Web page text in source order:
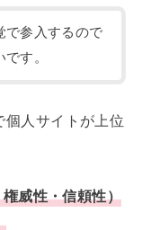
で参入するので
す。
個人サイトが上位
威性・信頼性）